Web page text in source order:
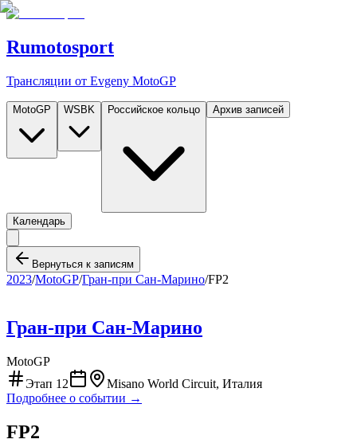
Rumotosport
Трансляции от Evgeny MotoGP
MotoGP WSBK Российское кольцо Архив записей
Календарь
Вернуться к записям
2023/MotoGP/Гран-при Сан-Марино/FP2
Гран-при Сан-Марино
MotoGP
Этап 12
Misano World Circuit, Италия
Подробнее о событии →
FP2